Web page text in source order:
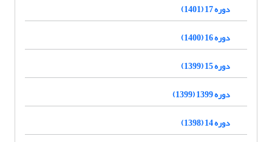
دوره 17 (1401)
دوره 16 (1400)
دوره 15 (1399)
دوره 1399 (1399)
دوره 14 (1398)